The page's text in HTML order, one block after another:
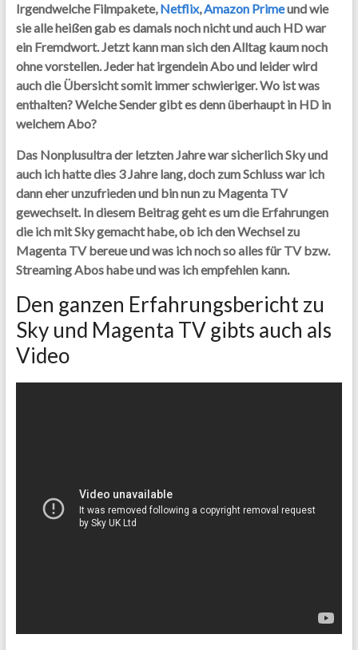
Irgendwelche Filmpakete,Netflix,Amazon Primeund wie
sie alle heißen gab es damals noch nicht und auch HD war
ein Fremdwort. Jetzt kann man sich den Alltag kaum noch
ohne vorstellen. Jeder hat irgendein Abo und leider wird
auch die Übersicht somit immer schwieriger. Wo ist was
enthalten? Welche Sender gibt es denn überhaupt in HD in
welchem Abo?
Das Nonplusultra der letzten Jahre war sicherlich Sky und
auch ich hatte dies 3 Jahre lang, doch zum Schluss war ich
dann eher unzufrieden und bin nun zu Magenta TV
gewechselt. In diesem Beitrag geht es um die Erfahrungen
die ich mit Sky gemacht habe, ob ich den Wechsel zu
Magenta TV bereue und was ich noch so alles für TV bzw.
Streaming Abos habe und was ich empfehlen kann.
Den ganzen Erfahrungsbericht zu
Sky und Magenta TV gibts auch als
Video